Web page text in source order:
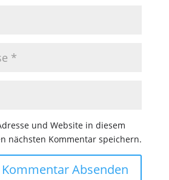
und Website in diesem
nächsten Kommentar speichern.